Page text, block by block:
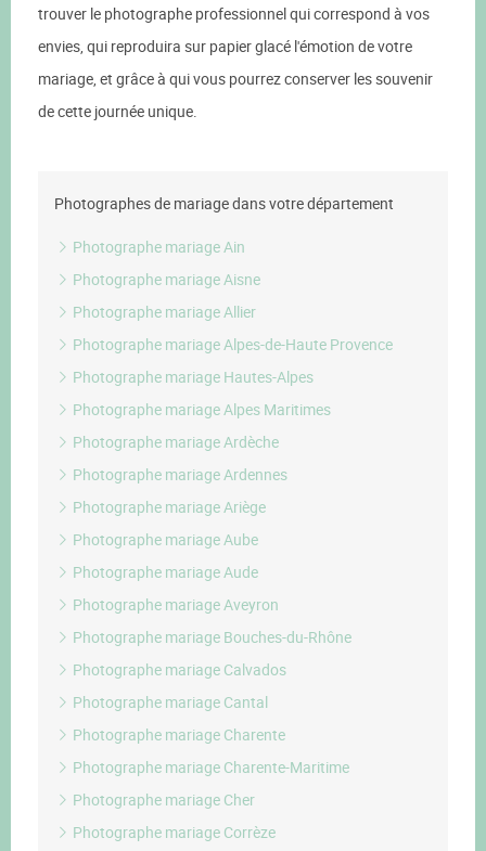
trouver le photographe professionnel qui correspond à vos
envies, qui reproduira sur papier glacé l'émotion de votre
mariage, et grâce à qui vous pourrez conserver les souvenir
de cette journée unique.
Photographes de mariage dans votre département
Photographe mariage Ain
Photographe mariage Aisne
Photographe mariage Allier
Photographe mariage Alpes-de-Haute Provence
Photographe mariage Hautes-Alpes
Photographe mariage Alpes Maritimes
Photographe mariage Ardèche
Photographe mariage Ardennes
Photographe mariage Ariège
Photographe mariage Aube
Photographe mariage Aude
Photographe mariage Aveyron
Photographe mariage Bouches-du-Rhône
Photographe mariage Calvados
Photographe mariage Cantal
Photographe mariage Charente
Photographe mariage Charente-Maritime
Photographe mariage Cher
Photographe mariage Corrèze